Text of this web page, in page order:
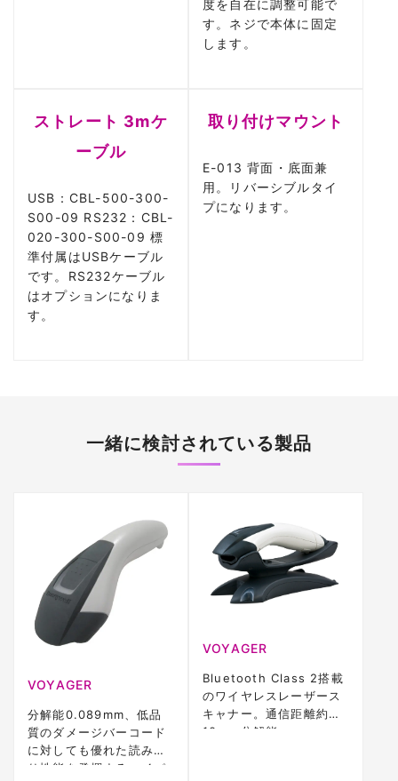
度を自在に調整可能で
す。ネジで本体に固定
します。
ストレート 3mケ
ーブル
USB：CBL-500-300-
S00-09 RS232：CBL-
020-300-S00-09 標
準付属はUSBケーブル
です。RS232ケーブル
はオプションになりま
す。
取り付けマウント
E-013 背面・底面兼
用。リバーシブルタイ
プになります。
一緒に検討されている製品
VOYAGER
分解能0.089mm、低品
質のダメージバーコード
に対しても優れた読み取
り性能を発揮するハイパ
VOYAGER
Bluetooth Class 2搭載
のワイヤレスレーザース
キャナー。通信距離約
10m、分解能